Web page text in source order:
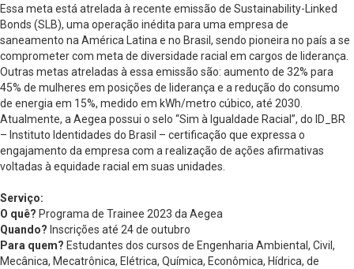
Essa meta está atrelada à recente emissão de Sustainability-Linked
Bonds (SLB), uma operação inédita para uma empresa de
saneamento na América Latina e no Brasil, sendo pioneira no país a se
comprometer com meta de diversidade racial em cargos de liderança.
Outras metas atreladas à essa emissão são: aumento de 32% para
45% de mulheres em posições de liderança e a redução do consumo
de energia em 15%, medido em kWh/metro cúbico, até 2030.
Atualmente, a Aegea possui o selo “Sim à Igualdade Racial”, do ID_BR
– Instituto Identidades do Brasil – certificação que expressa o
engajamento da empresa com a realização de ações afirmativas
voltadas à equidade racial em suas unidades.
Serviço:
O quê? Programa de Trainee 2023 da Aegea
Quando? Inscrições até 24 de outubro
Para quem? Estudantes dos cursos de Engenharia Ambiental, Civil,
Mecânica, Mecatrônica, Elétrica, Química, Econômica, Hídrica, de